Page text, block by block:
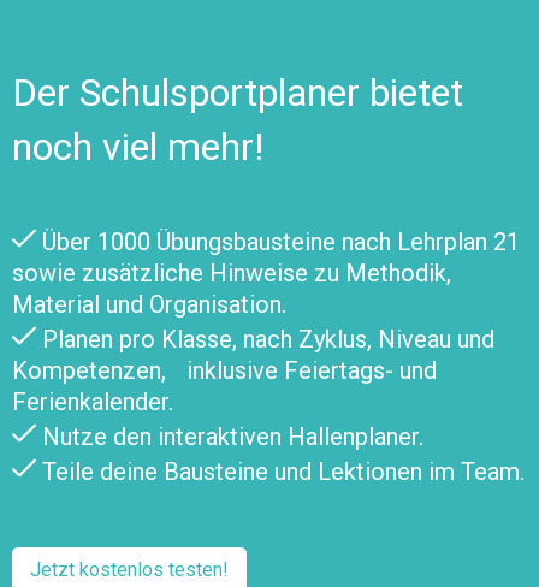
Der Schulsportplaner bietet
noch viel mehr!
Über 1000 Übungsbausteine nach Lehrplan 21
sowie zusätzliche Hinweise zu Methodik,
Material und Organisation.
Planen pro Klasse, nach Zyklus, Niveau und
Kompetenzen, inklusive Feiertags- und
Ferienkalender.
Nutze den interaktiven Hallenplaner.
Teile deine Bausteine und Lektionen im Team.
Jetzt kostenlos testen!